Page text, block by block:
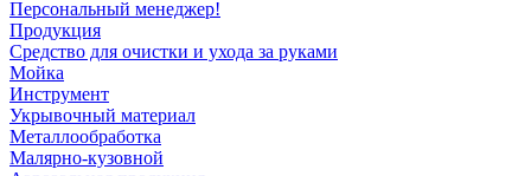
Персональный менеджер!
Продукция
Средство для очистки и ухода за руками
Мойка
Инструмент
Укрывочный материал
Металлообработка
Малярно-кузовной